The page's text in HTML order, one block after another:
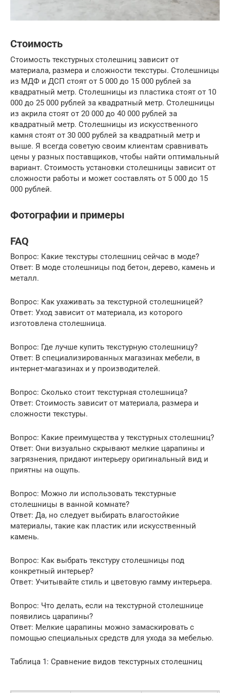
Стоимость
Стоимость текстурных столешниц зависит от
материала, размера и сложности текстуры. Столешницы
из МДФ и ДСП стоят от 5 000 до 15 000 рублей за
квадратный метр. Столешницы из пластика стоят от 10
000 до 25 000 рублей за квадратный метр. Столешницы
из акрила стоят от 20 000 до 40 000 рублей за
квадратный метр. Столешницы из искусственного
камня стоят от 30 000 рублей за квадратный метр и
выше. Я всегда советую своим клиентам сравнивать
цены у разных поставщиков, чтобы найти оптимальный
вариант. Стоимость установки столешницы зависит от
сложности работы и может составлять от 5 000 до 15
000 рублей.
Фотографии и примеры
FAQ
Вопрос: Какие текстуры столешниц сейчас в моде?
Ответ: В моде столешницы под бетон, дерево, камень и
металл.
Вопрос: Как ухаживать за текстурной столешницей?
Ответ: Уход зависит от материала, из которого
изготовлена столешница.
Вопрос: Где лучше купить текстурную столешницу?
Ответ: В специализированных магазинах мебели, в
интернет-магазинах и у производителей.
Вопрос: Сколько стоит текстурная столешница?
Ответ: Стоимость зависит от материала, размера и
сложности текстуры.
Вопрос: Какие преимущества у текстурных столешниц?
Ответ: Они визуально скрывают мелкие царапины и
загрязнения, придают интерьеру оригинальный вид и
приятны на ощупь.
Вопрос: Можно ли использовать текстурные
столешницы в ванной комнате?
Ответ: Да, но следует выбирать влагостойкие
материалы, такие как пластик или искусственный
камень.
Вопрос: Как выбрать текстуру столешницы под
конкретный интерьер?
Ответ: Учитывайте стиль и цветовую гамму интерьера.
Вопрос: Что делать, если на текстурной столешнице
появились царапины?
Ответ: Мелкие царапины можно замаскировать с
помощью специальных средств для ухода за мебелью.
Таблица 1: Сравнение видов текстурных столешниц